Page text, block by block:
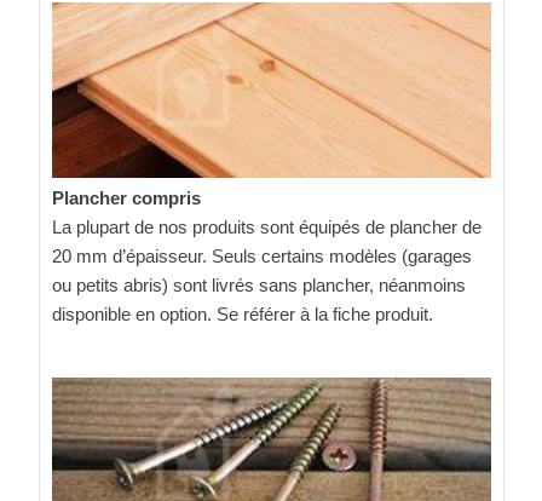
Plancher compris
La plupart de nos produits sont équipés de plancher de
20 mm d’épaisseur. Seuls certains modèles (garages
ou petits abris) sont livrés sans plancher, néanmoins
disponible en option. Se référer à la fiche produit.